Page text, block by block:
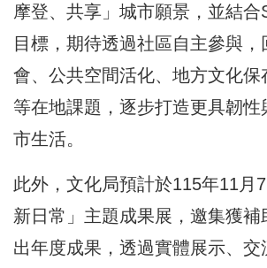
摩登、共享」城市願景，並結合
目標，期待透過社區自主參與，
會、公共空間活化、地方文化保
等在地課題，逐步打造更具韌性
市生活。
此外，文化局預計於115年11月
新日常」主題成果展，邀集獲補
出年度成果，透過實體展示、交